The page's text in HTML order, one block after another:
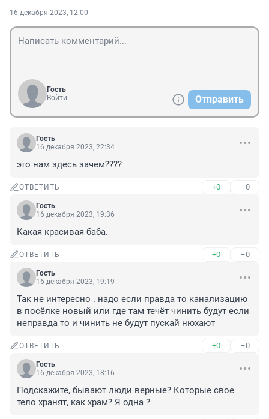
16 декабря 2023, 12:00
Гость
Войти
Отправить
Гость
16 декабря 2023, 22:34
это нам здесь зачем????
ОТВЕТИТЬ +0 –0
Гость
16 декабря 2023, 19:36
Какая красивая баба.
ОТВЕТИТЬ +0 –0
Гость
16 декабря 2023, 19:19
Так не интересно . надо если правда то канализацию
в посёлке новый или где там течёт чинить будут если
неправда то и чинить не будут пускай нюхают
ОТВЕТИТЬ +0 –0
Гость
16 декабря 2023, 18:16
Подскажите, бывают люди верные? Которые свое
тело хранят, как храм? Я одна ?